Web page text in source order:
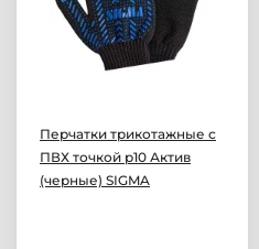
Перчатки трикотажные с
ПВХ точкой р10 Актив
(черные) SIGMA